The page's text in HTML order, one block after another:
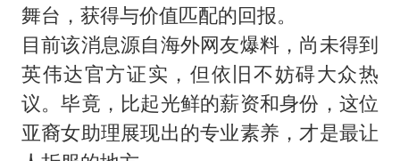
舞台，获得与价值匹配的回报。
目前该消息源自海外网友爆料，尚未得到
英伟达官方证实，但依旧不妨碍大众热
议。毕竟，比起光鲜的薪资和身份，这位
亚裔女助理展现出的专业素养，才是最让